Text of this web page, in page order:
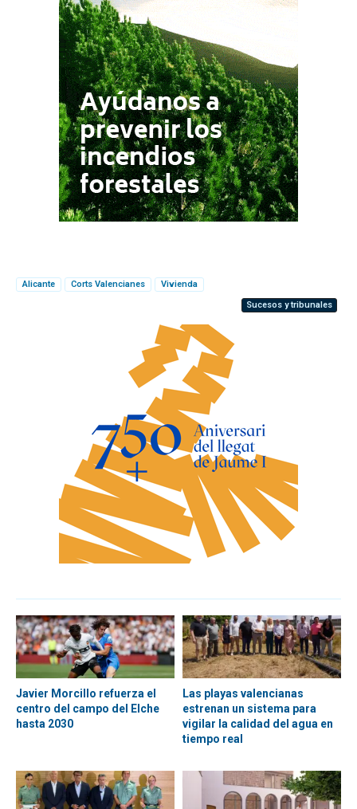
Alicante Corts Valencianes
Vivienda
Sucesos y tribunales
Javier Morcillo refuerza el
centro del campo del Elche
hasta 2030
Las playas valencianas
estrenan un sistema para
vigilar la calidad del agua en
tiempo real